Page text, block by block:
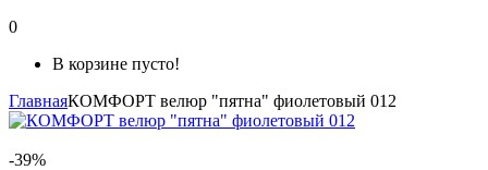
0
В корзине пусто!
ГлавнаяКОМФОРТ велюр "пятна" фиолетовый 012
-39%